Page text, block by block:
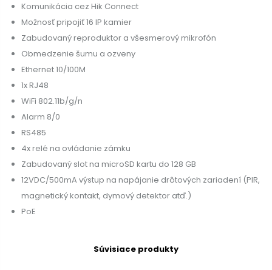
Komunikácia cez Hik Connect
Možnosť pripojiť 16 IP kamier
Zabudovaný reproduktor a všesmerový mikrofón
Obmedzenie šumu a ozveny
Ethernet 10/100M
1x RJ48
WiFi 802.11b/g/n
Alarm 8/0
RS485
4x relé na ovládanie zámku
Zabudovaný slot na microSD kartu do 128 GB
12VDC/500mA výstup na napájanie drôtových zariadení (PIR,
magnetický kontakt, dymový detektor atď.)
PoE
Súvisiace produkty